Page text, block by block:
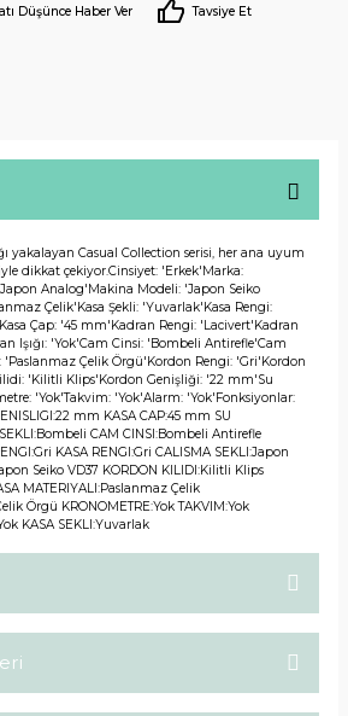
Düşünce Haber Ver Tavsiye Et
yakalayan Casual Collection serisi, her ana uyum
dikkat çekiyor.Cinsiyet: 'Erkek'Marka:
Analog'Makina Modeli: 'Japon Seiko
Çelik'Kasa Şekli: 'Yuvarlak'Kasa Rengi:
Çap: '45 mm'Kadran Rengi: 'Lacivert'Kadran
Işığı: 'Yok'Cam Cinsi: 'Bombeli Antirefle'Cam
Çelik Örgü'Kordon Rengi: 'Gri'Kordon
'Kilitli Klips'Kordon Genişliği: '22 mm'Su
'Yok'Takvim: 'Yok'Alarm: 'Yok'Fonksiyonlar:
mm KASA CAP:45 mm SU
CAM CINSI:Bombeli Antirefle
KASA RENGI:Gri CALISMA SEKLI:Japon
Seiko VD37 KORDON KILIDI:Kilitli Klips
MATERIYALI:Paslanmaz Çelik
Örgü KRONOMETRE:Yok TAKVIM:Yok
KASA SEKLI:Yuvarlak